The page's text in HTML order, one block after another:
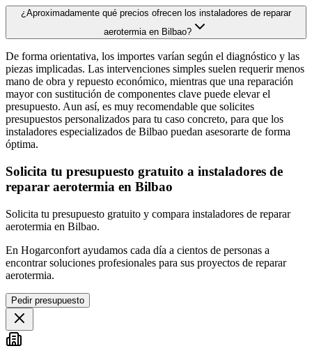
¿Aproximadamente qué precios ofrecen los instaladores de reparar
aerotermia en Bilbao?
De forma orientativa, los importes varían según el diagnóstico y las
piezas implicadas. Las intervenciones simples suelen requerir menos
mano de obra y repuesto económico, mientras que una reparación
mayor con sustitución de componentes clave puede elevar el
presupuesto. Aun así, es muy recomendable que solicites
presupuestos personalizados para tu caso concreto, para que los
instaladores especializados de Bilbao puedan asesorarte de forma
óptima.
Solicita tu presupuesto gratuito a instaladores de
reparar aerotermia en Bilbao
Solicita tu presupuesto gratuito y compara instaladores de reparar
aerotermia en Bilbao.
En Hogarconfort ayudamos cada día a cientos de personas a
encontrar soluciones profesionales para sus proyectos de reparar
aerotermia.
Pedir presupuesto